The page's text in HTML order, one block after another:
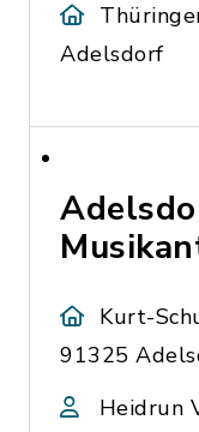
Adelsdorf
Kurt-
91325
Heidrun